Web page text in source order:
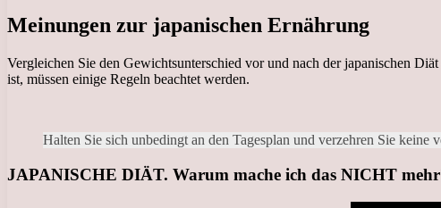
Meinungen zur japanischen Ernährung
Vergleichen Sie den Gewichtsunterschied vor und nach der japanischen
ist, müssen einige Regeln beachtet werden.
Halten Sie sich unbedingt an den Tagesplan und verzehren Sie keine
JAPANISCHE DIÄT. Warum mache ich das NICHT